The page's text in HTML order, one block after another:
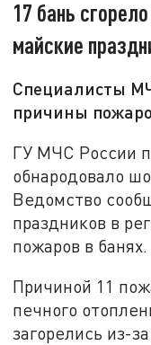
17 бань
майские
Специалисты
причины
ГУ МЧС России
обнародовало
Ведомство
праздников в
пожаров в банях.
Причиной 11
печного
загорелись из-